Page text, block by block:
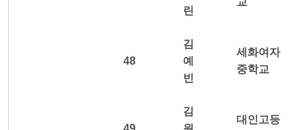
린
48
김
예
빈
세화여자
중학교
김
대인고등